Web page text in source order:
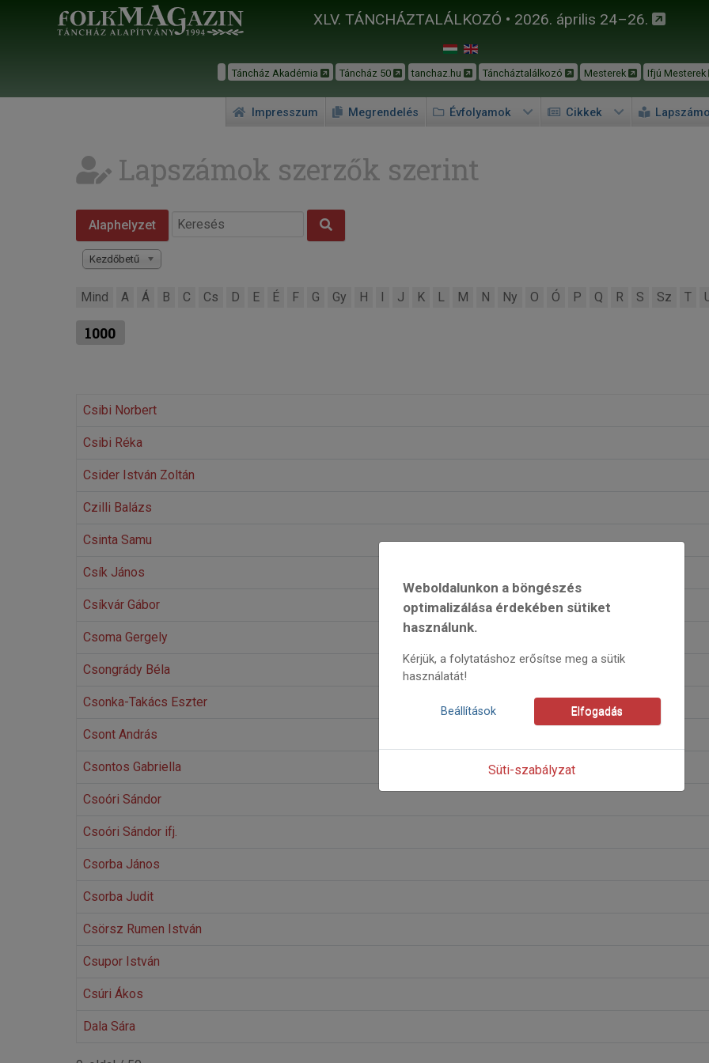
XLV. TÁNCHÁZTALÁLKOZÓ • 2026. április 24–26.
Táncház Akadémia Táncház 50 tanchaz.hu Táncháztalálkozó Mesterek Ifjú Mesterek
Impresszum Megrendelés Évfolyamok Cikkek
Lapszámok szerzők szerint
Alaphelyzet
Kezdőbetű
Mind A Á B C Cs D E É F G Gy H I J K L M N Ny O Ó P Q R S Sz T
1000
Csibi Norbert
Csibi Réka
Csider István Zoltán
Czilli Balázs
Csinta Samu
Csík János
Csíkvár Gábor
Csoma Gergely
Csongrády Béla
Csonka-Takács Eszter
Csont András
Csontos Gabriella
Csoóri Sándor
Csoóri Sándor ifj.
Csorba János
Csorba Judit
Csörsz Rumen István
Csupor István
Csúri Ákos
Dala Sára
Weboldalunkon a böngészés
optimalizálása érdekében sütiket
használunk.
Kérjük, a folytatáshoz erősítse meg a sütik
használatát!
Beállítások Elfogadás
Süti-szabályzat